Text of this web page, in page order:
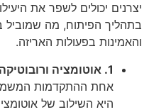
יצרנים יכולים לשפר את
בתהליך הפיתוח, מה שמוביל
והאמינות בפעולות האריזה.
1. אוטומציה ורובוטיקה:
אחת ההתקדמות
היא השילוב של